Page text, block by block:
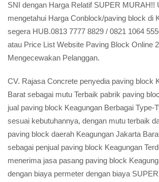
SNI dengan Harga Relatif SUPER MURAH!!
mengetahui Harga Conblock/paving block di
segera HUB.0813 7777 8829 / 0821 1064
atau Price List Website Paving Block Online
Mengecewakan Pelanggan.
CV. Rajasa Concrete penyedia paving block
Barat sebagai mutu Terbaik pabrik paving
jual paving block Keagungan Berbagai Type-
sesuai kebutuhannya, dengan mutu terbaik
paving block daerah Keagungan Jakarta
sebagai penjual paving block Keagungan
menerima jasa pasang paving block
dengan biaya permeter dengan biaya